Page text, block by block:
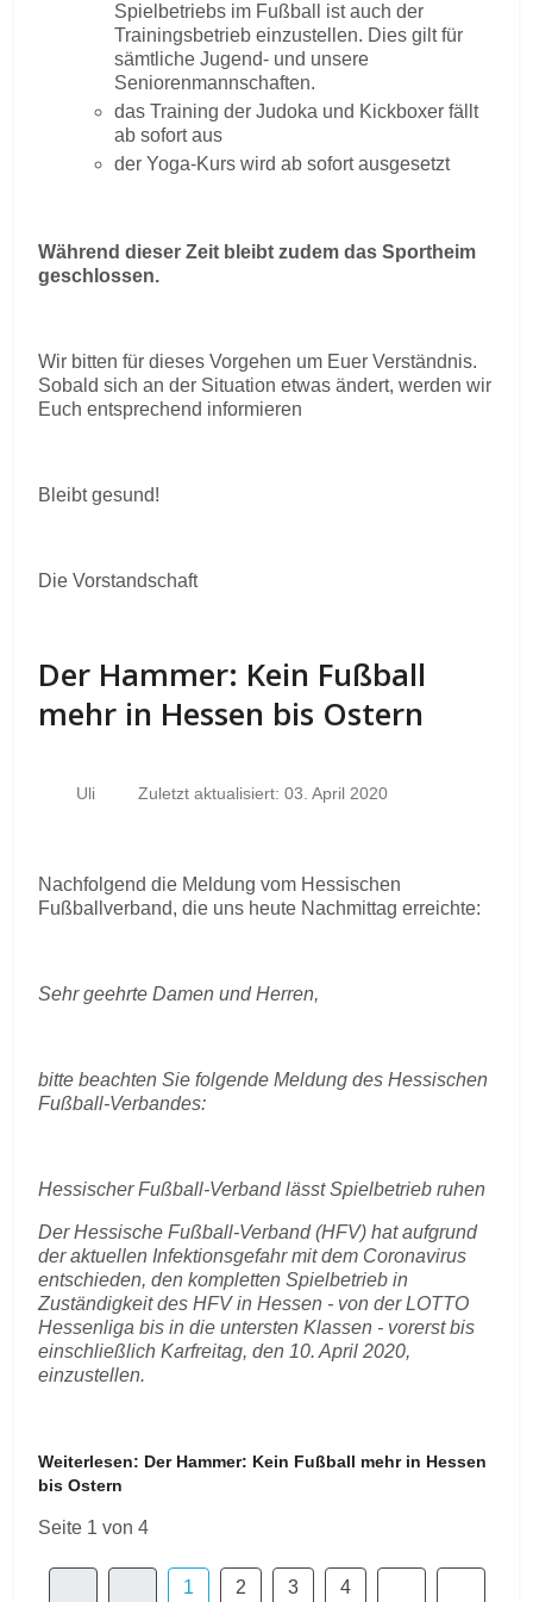
Spielbetriebs im Fußball ist auch der
Trainingsbetrieb einzustellen. Dies gilt für
sämtliche Jugend- und unsere
Seniorenmannschaften.
das Training der Judoka und Kickboxer fällt
ab sofort aus
der Yoga-Kurs wird ab sofort ausgesetzt
Während dieser Zeit bleibt zudem das Sportheim
geschlossen.
Wir bitten für dieses Vorgehen um Euer Verständnis.
Sobald sich an der Situation etwas ändert, werden wir
Euch entsprechend informieren
Bleibt gesund!
Die Vorstandschaft
Der Hammer: Kein Fußball
mehr in Hessen bis Ostern
Uli Zuletzt aktualisiert: 03. April 2020
Nachfolgend die Meldung vom Hessischen
Fußballverband, die uns heute Nachmittag erreichte:
Sehr geehrte Damen und Herren,
bitte beachten Sie folgende Meldung des Hessischen
Fußball-Verbandes:
Hessischer Fußball-Verband lässt Spielbetrieb ruhen
Der Hessische Fußball-Verband (HFV) hat aufgrund
der aktuellen Infektionsgefahr mit dem Coronavirus
entschieden, den kompletten Spielbetrieb in
Zuständigkeit des HFV in Hessen - von der LOTTO
Hessenliga bis in die untersten Klassen - vorerst bis
einschließlich Karfreitag, den 10. April 2020,
einzustellen.
Weiterlesen: Der Hammer: Kein Fußball mehr in Hessen
bis Ostern
Seite 1 von 4
1 2 3 4